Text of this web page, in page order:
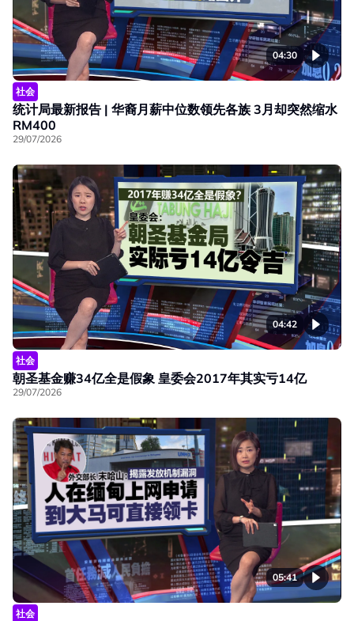
04:30
社会
统计局最新报告 | 华裔月薪中位数领先各族 3月却突然缩水
RM400
29/07/2026
04:42
社会
朝圣基金赚34亿全是假象 皇委会2017年其实亏14亿
29/07/2026
05:41
社会